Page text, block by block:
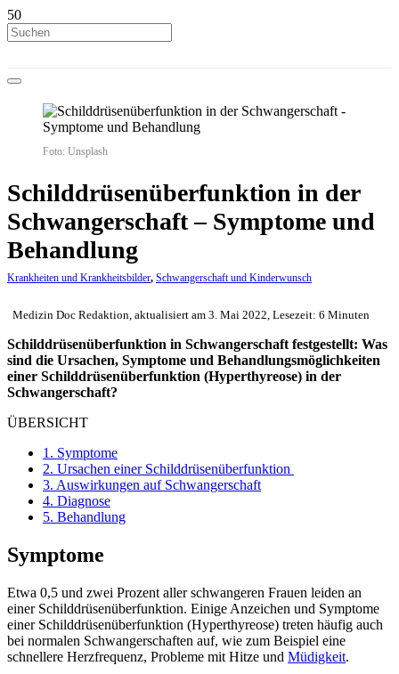
Foto: Unsplash
Schilddrüsenüberfunktion in der
Schwangerschaft – Symptome und
Behandlung
Krankheiten und Krankheitsbilder, Schwangerschaft und Kinderwunsch
Medizin Doc Redaktion, aktualisiert am 3. Mai 2022, Lesezeit: 6 Minuten
Schilddrüsenüberfunktion in Schwangerschaft festgestellt: Was
sind die Ursachen, Symptome und Behandlungsmöglichkeiten
einer Schilddrüsenüberfunktion (Hyperthyreose) in der
Schwangerschaft?
ÜBERSICHT
1. Symptome
2. Ursachen einer Schilddrüsenüberfunktion
3. Auswirkungen auf Schwangerschaft
4. Diagnose
5. Behandlung
Symptome
Etwa 0,5 und zwei Prozent aller schwangeren Frauen leiden an
einer Schilddrüsenüberfunktion. Einige Anzeichen und Symptome
einer Schilddrüsenüberfunktion (Hyperthyreose) treten häufig auch
bei normalen Schwangerschaften auf, wie zum Beispiel eine
schnellere Herzfrequenz, Probleme mit Hitze und Müdigkeit.